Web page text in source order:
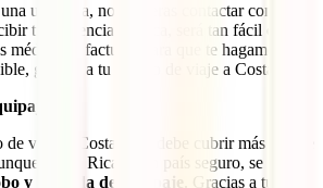
urgencia, no pudieras contactar con
tu asistencia médica, será tan fácil como
médicos y facturas para que te hagamos el
gracias a tu seguro de viaje a Costa Rica.
de viaje a Costa Rica debe cubrir más allá de
Costa Rica es un país seguro, se
y pérdida de equipaje
. Gracias a tu IATI